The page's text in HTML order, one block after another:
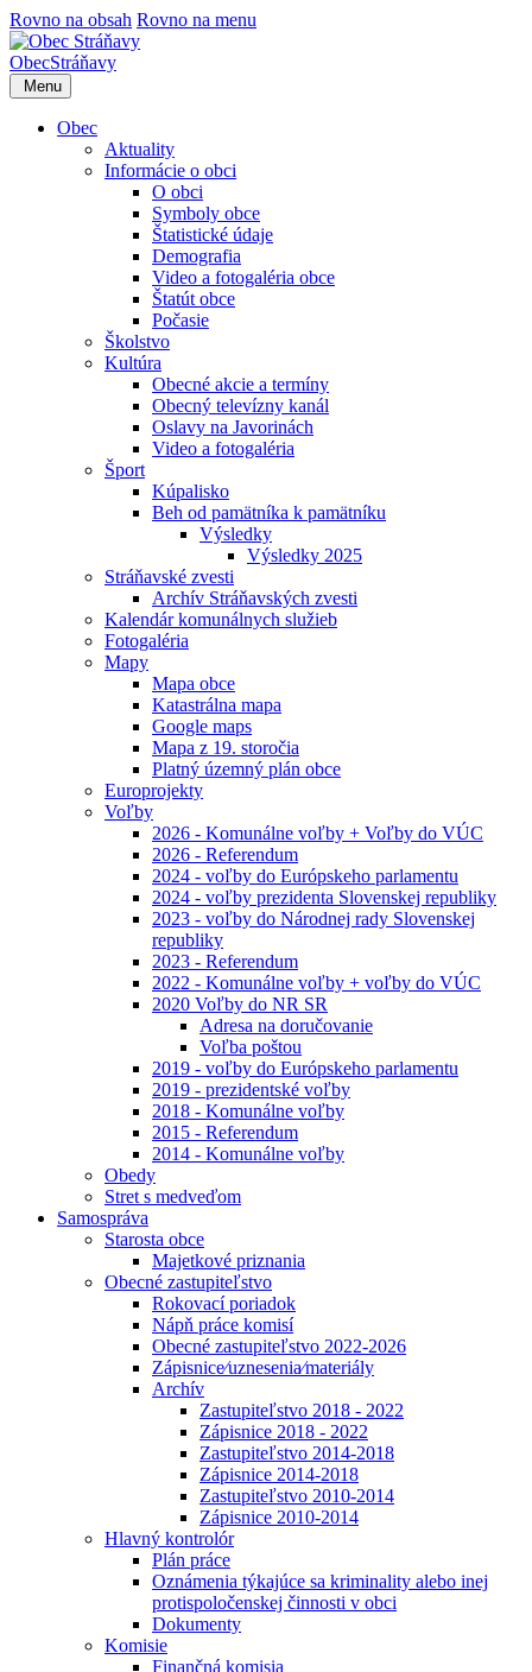
Rovno na obsah Rovno na menu
ObecStráňavy
Menu
Obec
Aktuality
Informácie o obci
O obci
Symboly obce
Štatistické údaje
Demografia
Video a fotogaléria obce
Štatút obce
Počasie
Školstvo
Kultúra
Obecné akcie a termíny
Obecný televízny kanál
Oslavy na Javorinách
Video a fotogaléria
Šport
Kúpalisko
Beh od pamätníka k pamätníku
Výsledky
Výsledky 2025
Stráňavské zvesti
Archív Stráňavských zvesti
Kalendár komunálnych služieb
Fotogaléria
Mapy
Mapa obce
Katastrálna mapa
Google maps
Mapa z 19. storočia
Platný územný plán obce
Europrojekty
Voľby
2026 - Komunálne voľby + Voľby do VÚC
2026 - Referendum
2024 - voľby do Európskeho parlamentu
2024 - voľby prezidenta Slovenskej republiky
2023 - voľby do Národnej rady Slovenskej
republiky
2023 - Referendum
2022 - Komunálne voľby + voľby do VÚC
2020 Voľby do NR SR
Adresa na doručovanie
Voľba poštou
2019 - voľby do Európskeho parlamentu
2019 - prezidentské voľby
2018 - Komunálne voľby
2015 - Referendum
2014 - Komunálne voľby
Obedy
Stret s medveďom
Samospráva
Starosta obce
Majetkové priznania
Obecné zastupiteľstvo
Rokovací poriadok
Nápň práce komisí
Obecné zastupiteľstvo 2022-2026
Zápisnice⁄uznesenia⁄materiály
Archív
Zastupiteľstvo 2018 - 2022
Zápisnice 2018 - 2022
Zastupiteľstvo 2014-2018
Zápisnice 2014-2018
Zastupiteľstvo 2010-2014
Zápisnice 2010-2014
Hlavný kontrolór
Plán práce
Oznámenia týkajúce sa kriminality alebo inej
protispoločenskej činnosti v obci
Dokumenty
Komisie
Finančná komisia